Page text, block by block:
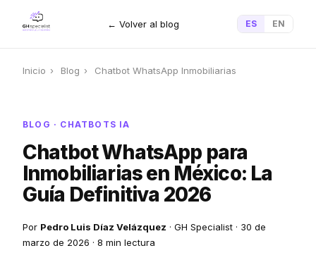
← Volver al blog ES EN
Inicio › Blog › Chatbot WhatsApp Inmobiliarias
BLOG · CHATBOTS IA
Chatbot WhatsApp para
Inmobiliarias en México: La
Guía Definitiva 2026
Por Pedro Luis Díaz Velázquez · GH Specialist · 30 de
marzo de 2026 · 8 min lectura